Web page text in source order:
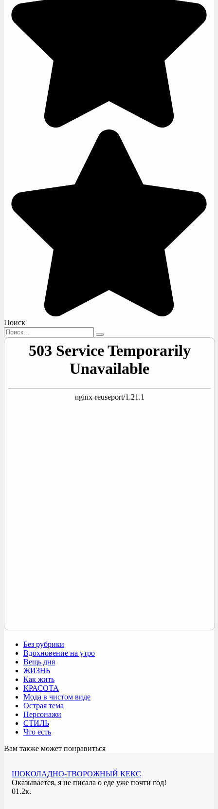
Поиск
Search
for:
Без рубрики
Вдохновение на утро
Вещь дня
ЖИЗНЬ
Как жить
КРАСОТА
Мода в чистом виде
Острая тема
Персонажи
СТИЛЬ
Что есть
Вам также может понравиться
ШОКОЛАДНО-ТВОРОЖНЫЙ КЕКС
Оказывается, я не писала о еде уже почти год!
01.2к.